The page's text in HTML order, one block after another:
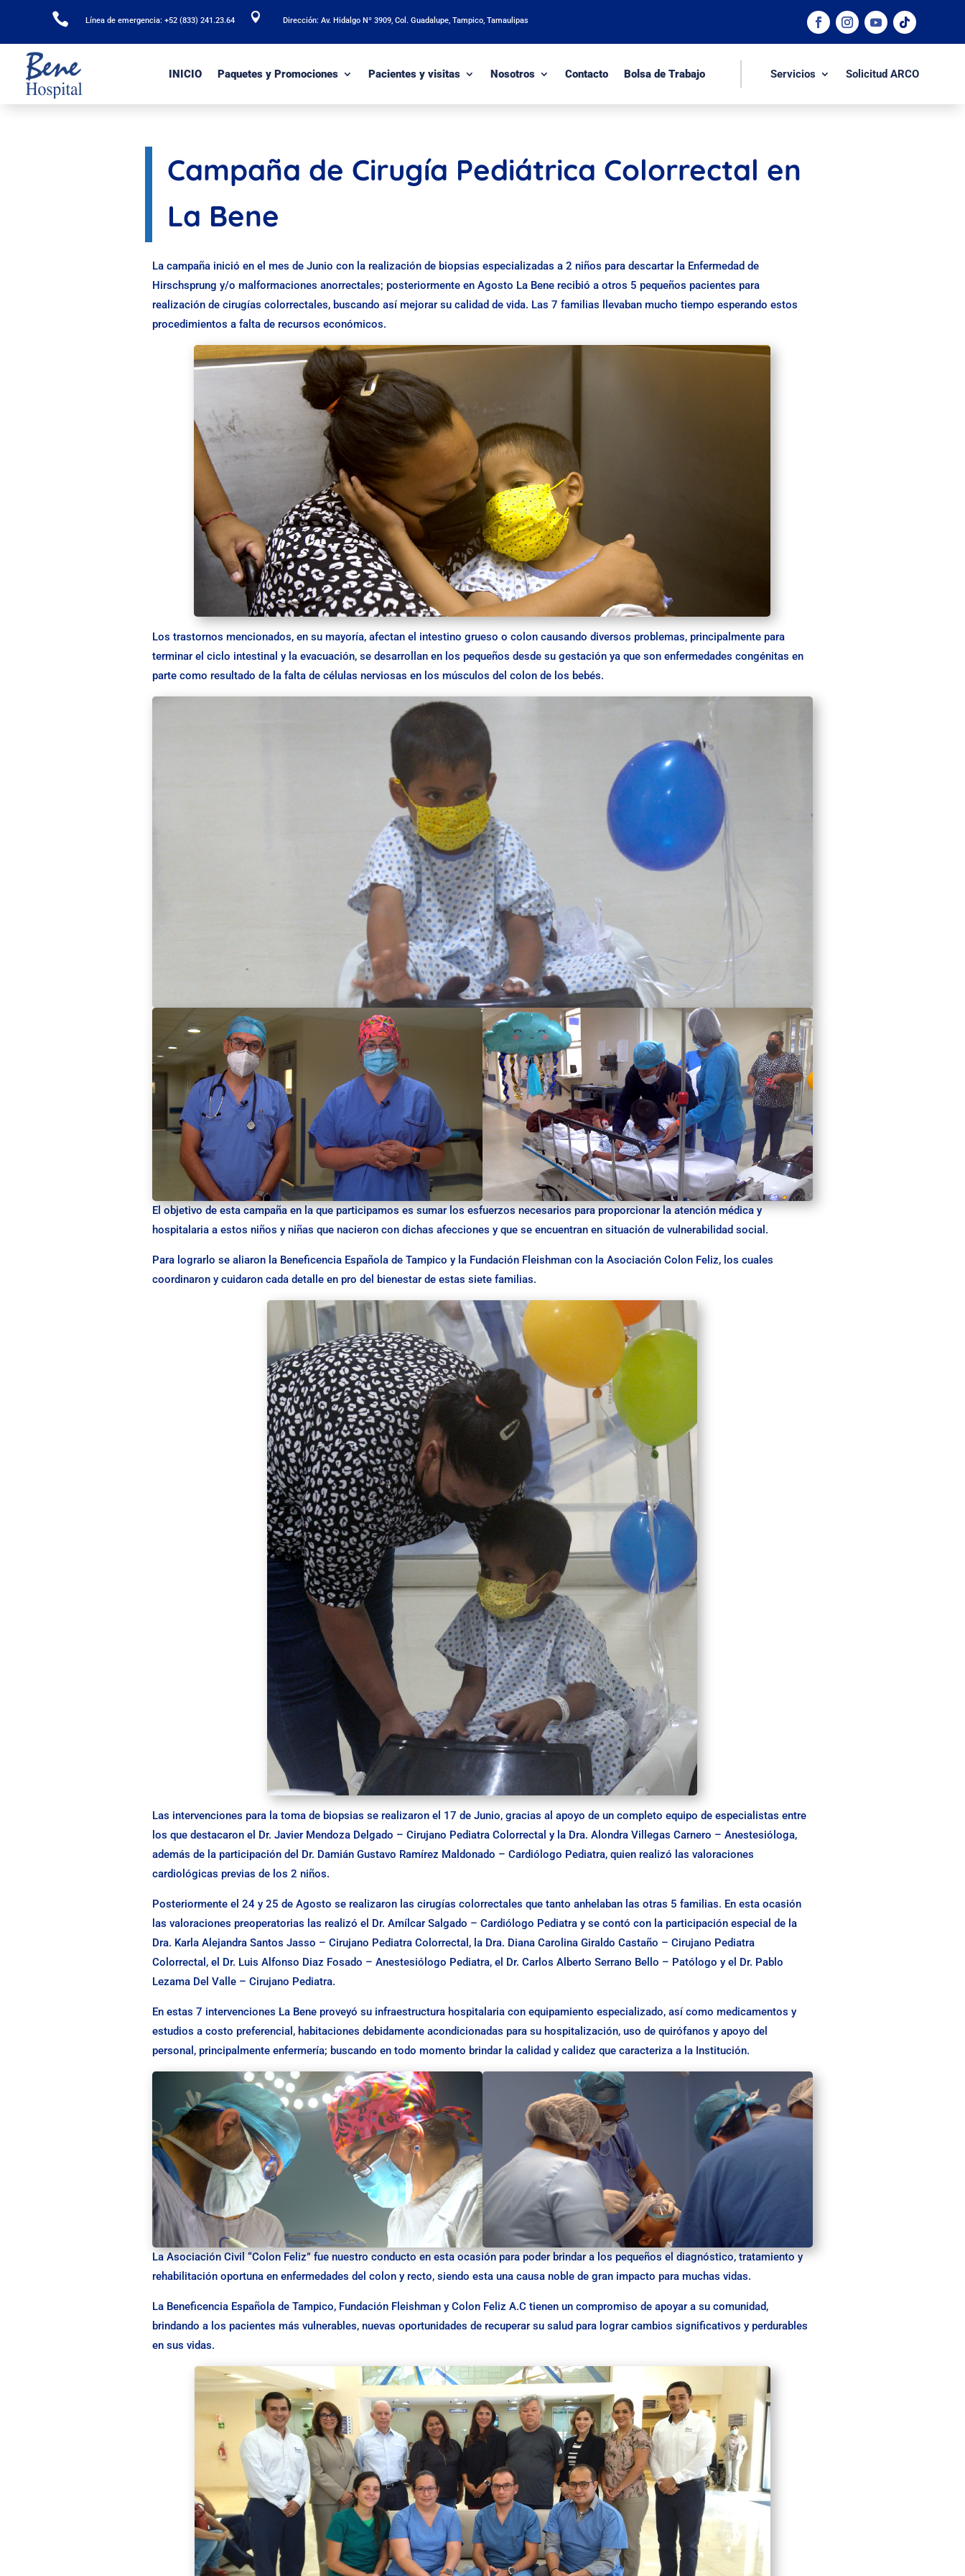
 Línea de emergencia: +52 (833) 241.23.64  Dirección: Av. Hidalgo Nº 3909, Col. Guadalupe, Tampico, Tamaulipas
INICIO Paquetes y Promociones Pacientes y visitas Nosotros Contacto Bolsa de Trabajo Servicios Solicitud ARCO
Campaña de Cirugía Pediátrica Colorrectal en
La Bene
La campaña inició en el mes de Junio con la realización de biopsias especializadas a 2 niños para descartar la Enfermedad de
Hirschsprung y/o malformaciones anorrectales; posteriormente en Agosto La Bene recibió a otros 5 pequeños pacientes para
realización de cirugías colorrectales, buscando así mejorar su calidad de vida. Las 7 familias llevaban mucho tiempo esperando estos
procedimientos a falta de recursos económicos.
Los trastornos mencionados, en su mayoría, afectan el intestino grueso o colon causando diversos problemas, principalmente para
terminar el ciclo intestinal y la evacuación, se desarrollan en los pequeños desde su gestación ya que son enfermedades congénitas en
parte como resultado de la falta de células nerviosas en los músculos del colon de los bebés.
El objetivo de esta campaña en la que participamos es sumar los esfuerzos necesarios para proporcionar la atención médica y
hospitalaria a estos niños y niñas que nacieron con dichas afecciones y que se encuentran en situación de vulnerabilidad social.
Para lograrlo se aliaron la Beneficencia Española de Tampico y la Fundación Fleishman con la Asociación Colon Feliz, los cuales
coordinaron y cuidaron cada detalle en pro del bienestar de estas siete familias.
Las intervenciones para la toma de biopsias se realizaron el 17 de Junio, gracias al apoyo de un completo equipo de especialistas entre
los que destacaron el Dr. Javier Mendoza Delgado – Cirujano Pediatra Colorrectal y la Dra. Alondra Villegas Carnero – Anestesióloga,
además de la participación del Dr. Damián Gustavo Ramírez Maldonado – Cardiólogo Pediatra, quien realizó las valoraciones
cardiológicas previas de los 2 niños.
Posteriormente el 24 y 25 de Agosto se realizaron las cirugías colorrectales que tanto anhelaban las otras 5 familias. En esta ocasión
las valoraciones preoperatorias las realizó el Dr. Amílcar Salgado – Cardiólogo Pediatra y se contó con la participación especial de la
Dra. Karla Alejandra Santos Jasso – Cirujano Pediatra Colorrectal, la Dra. Diana Carolina Giraldo Castaño – Cirujano Pediatra
Colorrectal, el Dr. Luis Alfonso Diaz Fosado – Anestesiólogo Pediatra, el Dr. Carlos Alberto Serrano Bello – Patólogo y el Dr. Pablo
Lezama Del Valle – Cirujano Pediatra.
En estas 7 intervenciones La Bene proveyó su infraestructura hospitalaria con equipamiento especializado, así como medicamentos y
estudios a costo preferencial, habitaciones debidamente acondicionadas para su hospitalización, uso de quirófanos y apoyo del
personal, principalmente enfermería; buscando en todo momento brindar la calidad y calidez que caracteriza a la Institución.
La Asociación Civil “Colon Feliz” fue nuestro conducto en esta ocasión para poder brindar a los pequeños el diagnóstico, tratamiento y
rehabilitación oportuna en enfermedades del colon y recto, siendo esta una causa noble de gran impacto para muchas vidas.
La Beneficencia Española de Tampico, Fundación Fleishman y Colon Feliz A.C tienen un compromiso de apoyar a su comunidad,
brindando a los pacientes más vulnerables, nuevas oportunidades de recuperar su salud para lograr cambios significativos y perdurables
en sus vidas.